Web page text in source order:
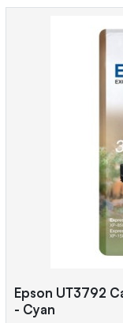
Epson UT3792
- Cyan